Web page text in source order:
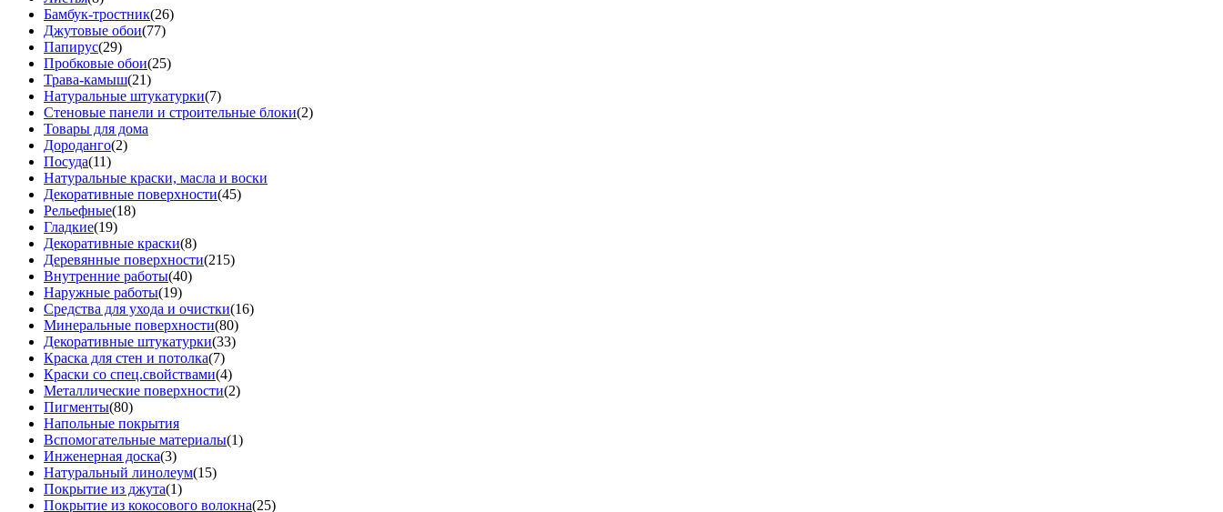
Бамбук-тростник(26)
Джутовые обои(77)
Папирус(29)
Пробковые обои(25)
Трава-камыш(21)
Натуральные штукатурки(7)
Стеновые панели и строительные блоки(2)
Товары для дома
Дороданго(2)
Посуда(11)
Натуральные краски, масла и воски
Декоративные поверхности(45)
Рельефные(18)
Гладкие(19)
Декоративные краски(8)
Деревянные поверхности(215)
Внутренние работы(40)
Наружные работы(19)
Средства для ухода и очистки(16)
Минеральные поверхности(80)
Декоративные штукатурки(33)
Краска для стен и потолка(7)
Краски со спец.свойствами(4)
Металлические поверхности(2)
Пигменты(80)
Напольные покрытия
Вспомогательные материалы(1)
Инженерная доска(3)
Натуральный линолеум(15)
Покрытие из джута(1)
Покрытие из кокосового волокна(25)